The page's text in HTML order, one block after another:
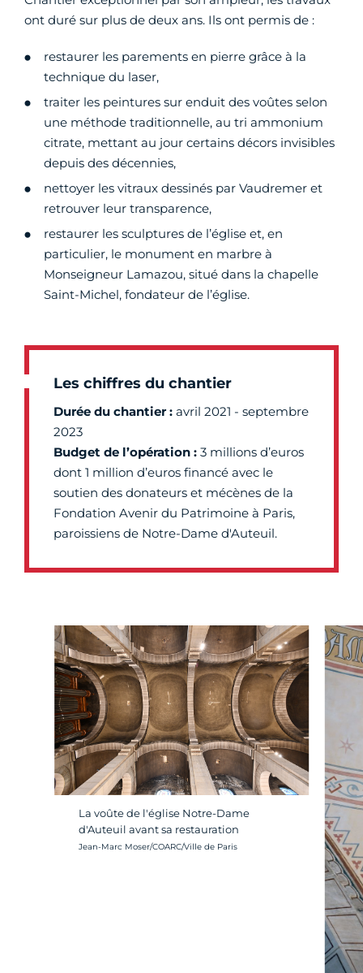
ont duré sur plus de deux ans. Ils ont permis de :
restaurer les parements en pierre grâce à la
technique du laser,
traiter les peintures sur enduit des voûtes selon
une méthode traditionnelle, au tri ammonium
citrate, mettant au jour certains décors invisibles
depuis des décennies,
nettoyer les vitraux dessinés par Vaudremer et
retrouver leur transparence,
restaurer les sculptures de l’église et, en
particulier, le monument en marbre à
Monseigneur Lamazou, situé dans la chapelle
Saint-Michel, fondateur de l’église.
Les chiffres du chantier
Durée du chantier : avril 2021 - septembre
2023
Budget de l’opération : 3 millions d’euros
dont 1 million d’euros financé avec le
soutien des donateurs et mécènes de la
Fondation Avenir du Patrimoine à Paris,
paroissiens de Notre-Dame d'Auteuil.
La voûte de l'église Notre-Dame
d'Auteuil avant sa restauration
Crédit photo :
Jean-Marc Moser/COARC/Ville de Paris